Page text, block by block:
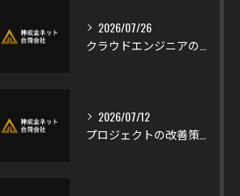
2026/07/26
クラウドエンジニアの仕事内容を実務例とSEと比較し未経験者向けにわかりやすく解説
2026/07/12
プロジェクトの改善策をPM・PMO視点で実践する再現性フレームと判断軸